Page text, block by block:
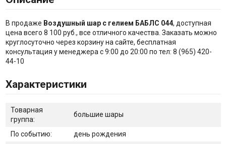
В продаже Воздушный шар с гелием БАБЛС 044, доступная
цена всего 8 100 руб., все отличного качества. Заказать можно
круглосуточно через корзину на сайте, бесплатная
консультация у менеджера с 9:00 до 20:00 по тел: 8 (965) 420-
44-10
Характеристики
Товарная
группа:
большие шары
По событию:
день рождения